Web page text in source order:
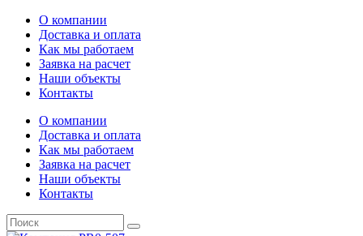
О компании
Доставка и оплата
Как мы работаем
Заявка на расчет
Наши объекты
Контакты
О компании
Доставка и оплата
Как мы работаем
Заявка на расчет
Наши объекты
Контакты